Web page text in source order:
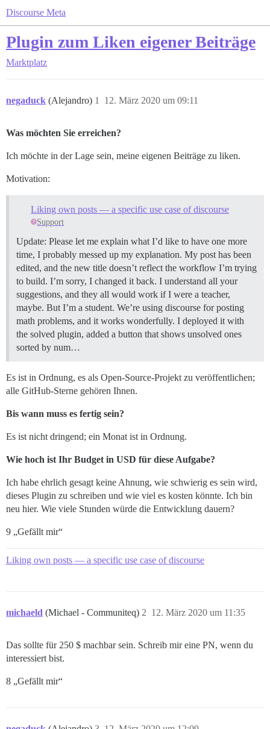
Discourse Meta
Plugin zum Liken eigener Beiträge
Marktplatz
negaduck (Alejandro) 12. März 2020 um 09:11
1
Was möchten Sie erreichen?
Ich möchte in der Lage sein, meine eigenen Beiträge zu liken.
Motivation:
Liking own posts — a specific use case of discourse
Support
Update: Please let me explain what I’d like to have one more
time, I probably messed up my explanation. My post has been
edited, and the new title doesn’t reflect the workflow I’m trying
to build. I’m sorry, I changed it back. I understand all your
suggestions, and they all would work if I were a teacher,
maybe. But I’m a student. We’re using discourse for posting
math problems, and it works wonderfully. I deployed it with
the solved plugin, added a button that shows unsolved ones
sorted by num…
Es ist in Ordnung, es als Open-Source-Projekt zu veröffentlichen;
alle GitHub-Sterne gehören Ihnen.
Bis wann muss es fertig sein?
Es ist nicht dringend; ein Monat ist in Ordnung.
Wie hoch ist Ihr Budget in USD für diese Aufgabe?
Ich habe ehrlich gesagt keine Ahnung, wie schwierig es sein wird,
dieses Plugin zu schreiben und wie viel es kosten könnte. Ich bin
neu hier. Wie viele Stunden würde die Entwicklung dauern?
9 „Gefällt mir“
Liking own posts — a specific use case of discourse
michaeld (Michael - Communiteq) 12. März 2020 um 11:35
2
Das sollte für 250 $ machbar sein. Schreib mir eine PN, wenn du
interessiert bist.
8 „Gefällt mir“